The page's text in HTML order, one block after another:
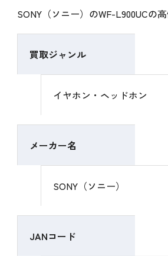
SONY（ソニー）のWF-L900UCの
買取ジャンル
イヤホン・ヘッドホン
メーカー名
SONY（ソニー）
JANコード